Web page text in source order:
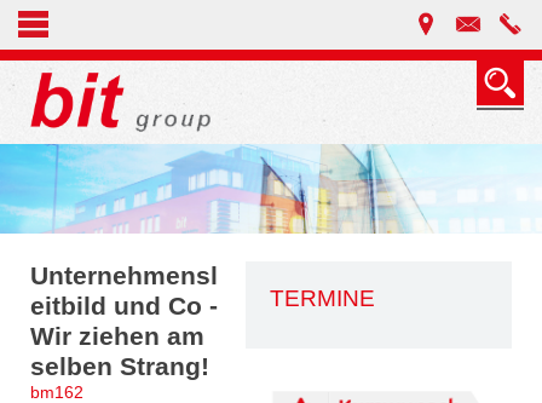
TERMINE
Unternehmensl
eitbild und Co -
Wir ziehen am
selben Strang!
bm162